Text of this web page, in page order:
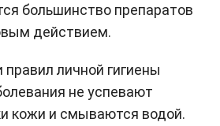
большинство препаратов
действием.
личной гигиены
не успевают
кожи и смываются водой.